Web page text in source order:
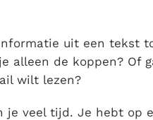
uit een tekst
alleen de koppen? Of
wilt lezen?
je veel tijd. Je hebt op